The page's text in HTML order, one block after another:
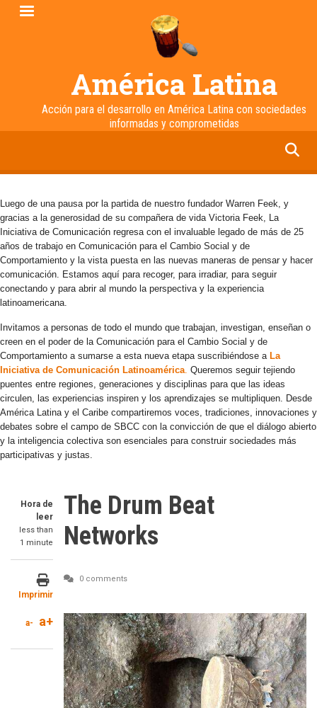
Pasar
América Latina
Acción para el desarrollo en América Latina con sociedades
informadas y comprometidas
Luego de una pausa por la partida de nuestro fundador Warren Feek, y
gracias a la generosidad de su compañera de vida Victoria Feek, La
Iniciativa de Comunicación regresa con el invaluable legado de más de 25
años de trabajo en Comunicación para el Cambio Social y de
Comportamiento y la vista puesta en las nuevas maneras de pensar y hacer
comunicación. Estamos aquí para recoger, para irradiar, para seguir
conectando y para abrir al mundo la perspectiva y la experiencia
latinoamericana.
Invitamos a personas de todo el mundo que trabajan, investigan, enseñan o
creen en el poder de la Comunicación para el Cambio Social y de
Comportamiento a sumarse a esta nueva etapa suscribiéndose a La
Iniciativa de Comunicación Latinoamérica. Queremos seguir tejiendo
puentes entre regiones, generaciones y disciplinas para que las ideas
circulen, las experiencias inspiren y los aprendizajes se multipliquen. Desde
América Latina y el Caribe compartiremos voces, tradiciones, innovaciones y
debates sobre el campo de SBCC con la convicción de que el diálogo abierto
y la inteligencia colectiva son esenciales para construir sociedades más
participativas y justas.
Hora de
leer
less than
1 minute
Imprimir
a- a+
The Drum Beat
Networks
0 comments